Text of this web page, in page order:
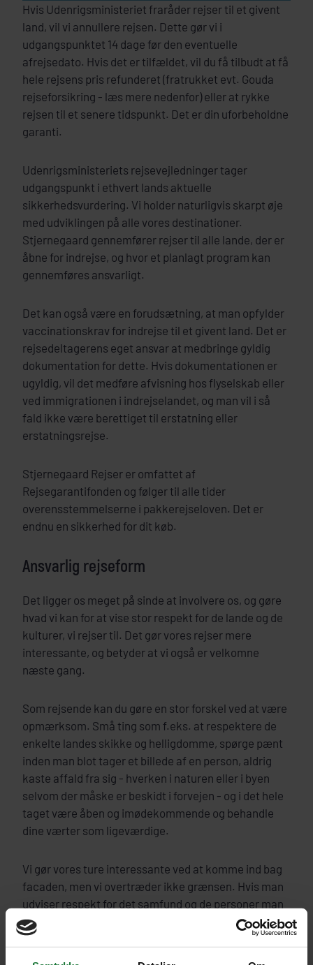
Hvis Udenrigsministeriet fraråder rejser til et givent
land, vil vi annullere rejsen. Dette gør vi i
udgangspunktet 14 dage før den eventuelle
afrejsedato. Hvis det er tilfældet, vil du få tilbudt at få
hele rejsens pris refunderet (fratrukket evt. Gouda
rejseforsikring - læs mere nedenfor) eller at rykke
rejsen til et senere tidspunkt. Det er din uforbeholdne
garanti.
Udenrigsministeriets rejsevejledninger tager
udgangspunkt i ethvert lands aktuelle
sikkerhedsvurdering. Vi holder naturligvis skarpt øje
med udviklingen på alle vores destinationer.
Stjernegaard gennemfører rejser til alle lande, der er
åbne for indrejse, og hvor et planlagt program kan
gennemføres ansvarligt.
Det kan også være en forudsætning, at man opfylder
vaccinationskrav for indrejse til et givent land. Det er
rejsedeltagerens eget ansvar at medbringe gyldig
dokumentation for dette. Hvis dokumentationen er
ugyldig, vil det medføre afvisning hos flyselskab eller
ved immigrationen i indrejselandet, og man vil i så
fald ikke være berettiget til erstatning eller
erstatningsrejse.
Stjernegaard Rejser er omfattet af
Rejsegarantifonden og følger til alle tider
overensstemmelserne i pakkerejseloven. Det er
endnu en sikkerhed for dit køb.
Ansvarlig rejseform
Det ligger os meget på sinde at involvere os, og gøre
hvad vi kan for at vise stor respekt for de lande og de
kulturer, vi rejser til. Det gør vores rejser mere
interessante, og betyder at vi også er velkomne
næste gang.
Som rejsende kan du gøre en stor forskel ved at være
opmærksom. Små ting som f.eks. at respektere de
enkelte landes skikke og helligdomme, spørge pænt
inden man blot tager et billede af en person, aldrig
kaste affald fra sig - hverken i naturen eller i byen
selvom der måske er beskidt i forvejen - og i det hele
taget være åben og imødekommende og behandle
dine værter som ligeværdige.
Vi gør vores ture interessante ved at komme ind bag
facaden, men vi overtræder ikke grænsen. Hvis man
udviser respekt for det samfund og de personer man
besøger, kommer man i dialog og bliver mødt med
venlighed og smil. Rejsen bliver meget mere